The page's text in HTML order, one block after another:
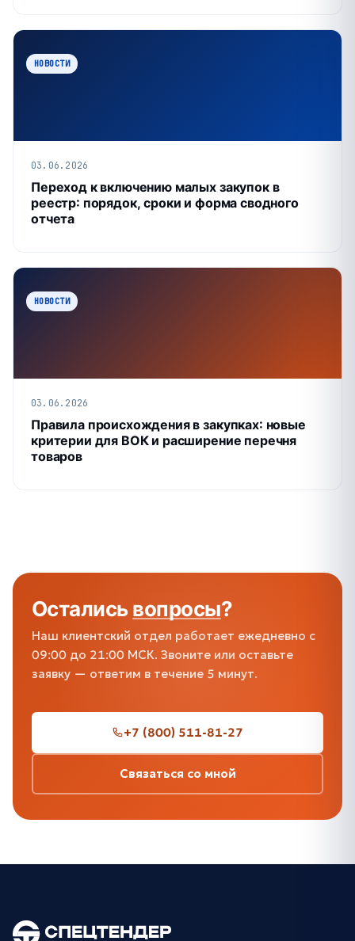
НОВОСТИ
03.06.2026
Переход к включению малых закупок в
реестр: порядок, сроки и форма сводного
отчета
НОВОСТИ
03.06.2026
Правила происхождения в закупках: новые
критерии для ВОК и расширение перечня
товаров
Осталисьвопросы?
Наш клиентский отдел работает ежедневно с
09:00 до 21:00 МСК. Звоните или оставьте
заявку — ответим в течение 5 минут.
+7 (800) 511-81-27
Связаться со мной